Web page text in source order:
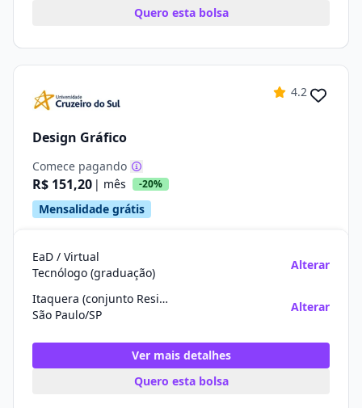
Quero esta bolsa
4.2
Design Gráfico
Comece pagando
R$ 151,20 | mês -20%
Mensalidade grátis
EaD / Virtual
Tecnólogo (graduação)
Alterar
Itaquera (conjunto Residencial José Bonifácio)
São Paulo/SP
Alterar
Ver mais detalhes
Quero esta bolsa